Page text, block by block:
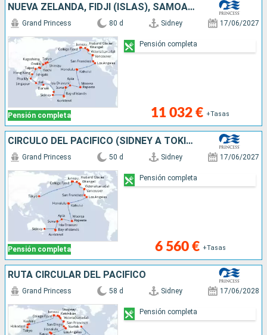
NUEVA ZELANDA, FIDJI (ISLAS), SAMOA, FRANCIA, CANADÁ, ESTADOS UNIDOS, JAPÓN, TAIWÁN, CHINA, VIETNAM, SINGAPUR, INDONESIA, AUSTRALIA
Pensión completa
Grand Princess 80 d Sidney 17/06/2027
11 032 € +Tasas
Pensión completa
CÍRCULO DEL PACÍFICO (SÍDNEY A TOKIO)
Pensión completa
Grand Princess 50 d Sidney 17/06/2027
6 560 € +Tasas
Pensión completa
RUTA CIRCULAR DEL PACÍFICO
Grand Princess 58 d Sidney 17/06/2028
Pensión completa